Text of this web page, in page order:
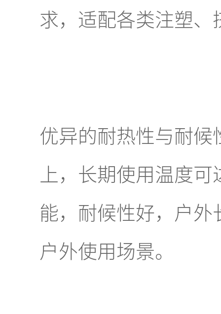
求，适配各类注塑、
优异的耐热性与耐
上，长期使用温度
能，耐候性好，户
户外使用场景。